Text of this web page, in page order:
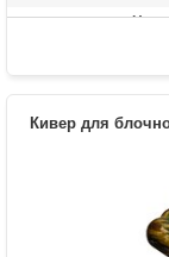
Кивер для